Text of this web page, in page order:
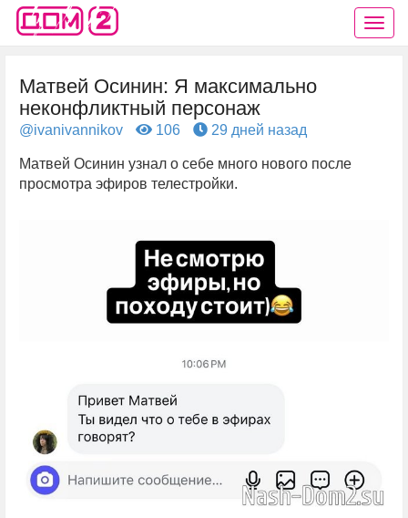
Матвей Осинин: Я максимально
неконфликтный персонаж
@ivanivannikov 106 29 дней назад
Матвей Осинин узнал о себе много нового после
просмотра эфиров телестройки.